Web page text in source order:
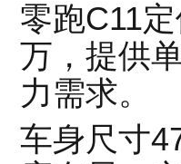
零跑C11
万，提供
力需求。
车身尺寸